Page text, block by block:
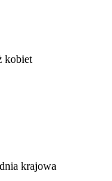
średnie
kobiet
krajowa